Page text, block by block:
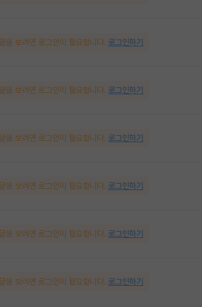
을 보려면 로그인이 필요합니다. 로그인하기
을 보려면 로그인이 필요합니다. 로그인하기
을 보려면 로그인이 필요합니다. 로그인하기
을 보려면 로그인이 필요합니다. 로그인하기
을 보려면 로그인이 필요합니다. 로그인하기
을 보려면 로그인이 필요합니다. 로그인하기